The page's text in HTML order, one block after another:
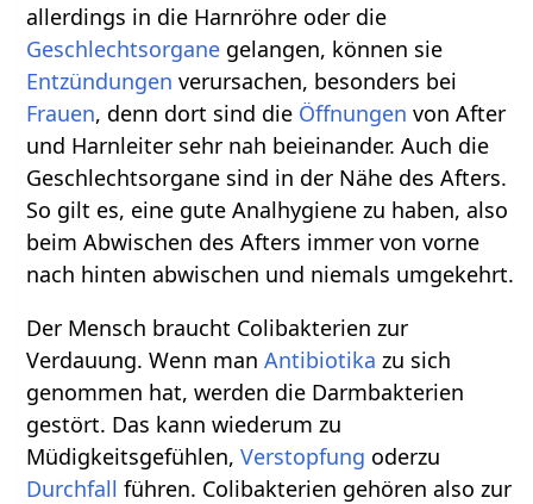
allerdings in die Harnröhre oder die
Geschlechtsorgane gelangen, können sie
Entzündungen verursachen, besonders bei
Frauen, denn dort sind die Öffnungen von After
und Harnleiter sehr nah beieinander. Auch die
Geschlechtsorgane sind in der Nähe des Afters.
So gilt es, eine gute Analhygiene zu haben, also
beim Abwischen des Afters immer von vorne
nach hinten abwischen und niemals umgekehrt.
Der Mensch braucht Colibakterien zur
Verdauung. Wenn manAntibiotika zu sich
genommen hat, werden die Darmbakterien
gestört. Das kann wiederum zu
Müdigkeitsgefühlen,Verstopfung oderzu
Durchfall führen. Colibakterien gehören also zur